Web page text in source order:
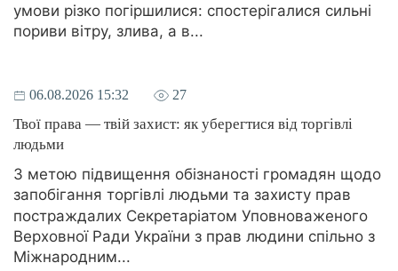
умови різко погіршилися: спостерігалися сильні
пориви вітру, злива, а в...
06.08.2026 15:32 27
Твої права — твій захист: як уберегтися від торгівлі
людьми
З метою підвищення обізнаності громадян щодо
запобігання торгівлі людьми та захисту прав
постраждалих Секретаріатом Уповноваженого
Верховної Ради України з прав людини спільно з
Міжнародним...